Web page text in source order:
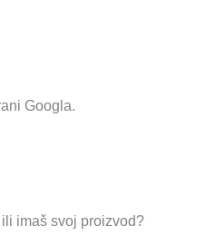
Googla.
imaš svoj proizvod?